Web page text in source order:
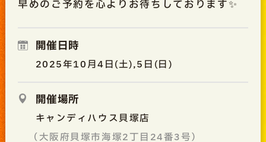
早めのご予約を心よりお待ちしております✨
開催日時
2025年10月4日(土),5日(日)
開催場所
キャンディハウス貝塚店
（大阪府貝塚市海塚2丁目24番3号）